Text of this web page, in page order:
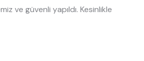
ve güvenli yapıldı. Kesinlikle